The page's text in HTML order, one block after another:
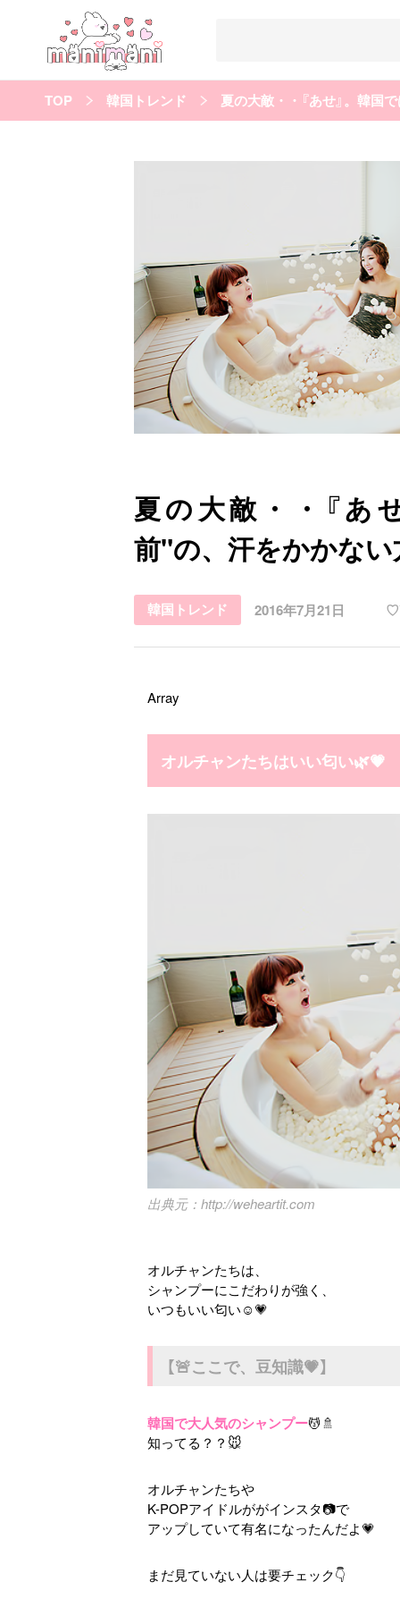
キュレーター一覧
プライバシーポリシー
お問い合わせ
オルチャンメイク
TOP 韓国トレンド 夏の大敵・・『あせ』。韓
夏の大敵・・『あ
前"の、汗をかかな
韓国トレンド 2016年7月21日
Array
オルチャンたちはいい匂い🌿💗
http://weheartit.com
オルチャンたちは、
シャンプーにこだわりが強く、
いつもいい匂い☺️💗
【🚨ここで、豆知識💗】
韓国で大人気のシャンプー💆🚿
知ってる？？🐭
オルチャンたちや
K-POPアイドルががインスタ📷で
アップしていて有名になったんだよ💗
まだ見ていない人は要チェック👇